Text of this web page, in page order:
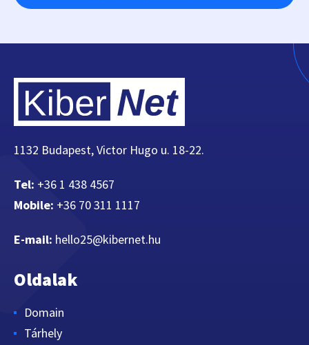
1132 Budapest, Victor Hugo u. 18-22.
Tel: +36 1 438 4567
Mobile: +36 70 311 1117
E-mail: hello25@kibernet.hu
Oldalak
Domain
Tárhely